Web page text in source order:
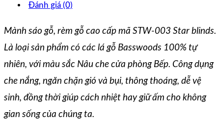
Đánh giá (0)
Mành sáo gỗ, rèm gỗ cao cấp mã STW-003 Star blinds.
Là loại sản phẩm có các lá gỗ Basswoods 100% tự
nhiên, với màu sắc Nâu che cửa phòng Bếp. Công dụng
che nắng, ngăn chặn gió và bụi, thông thoáng, dễ vệ
sinh, đồng thời giúp cách nhiệt hay giữ ấm cho không
gian sống của chúng ta.